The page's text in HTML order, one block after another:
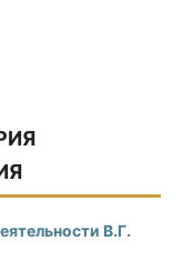
В.Г.